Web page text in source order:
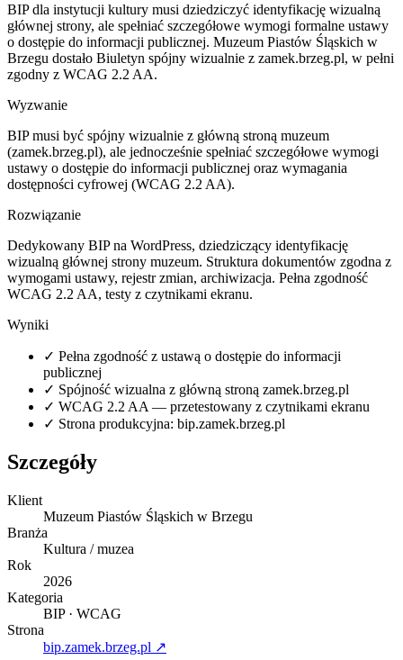
BIP dla instytucji kultury musi dziedziczyć identyfikację wizualną
głównej strony, ale spełniać szczegółowe wymogi formalne ustawy
o dostępie do informacji publicznej. Muzeum Piastów Śląskich w
Brzegu dostało Biuletyn spójny wizualnie z zamek.brzeg.pl, w pełni
zgodny z WCAG 2.2 AA.
Wyzwanie
BIP musi być spójny wizualnie z główną stroną muzeum
(zamek.brzeg.pl), ale jednocześnie spełniać szczegółowe wymogi
ustawy o dostępie do informacji publicznej oraz wymagania
dostępności cyfrowej (WCAG 2.2 AA).
Rozwiązanie
Dedykowany BIP na WordPress, dziedziczący identyfikację
wizualną głównej strony muzeum. Struktura dokumentów zgodna z
wymogami ustawy, rejestr zmian, archiwizacja. Pełna zgodność
WCAG 2.2 AA, testy z czytnikami ekranu.
Wyniki
✓ Pełna zgodność z ustawą o dostępie do informacji
publicznej
✓ Spójność wizualna z główną stroną zamek.brzeg.pl
✓ WCAG 2.2 AA — przetestowany z czytnikami ekranu
✓ Strona produkcyjna: bip.zamek.brzeg.pl
Szczegóły
Klient
Muzeum Piastów Śląskich w Brzegu
Branża
Kultura / muzea
Rok
2026
Kategoria
BIP · WCAG
Strona
bip.zamek.brzeg.pl ↗